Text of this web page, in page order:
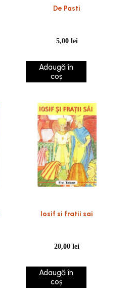
De Pasti
5,00 lei
Adaugă în
coș
Iosif si fratii sai
20,00lei
Adaugă în
coș